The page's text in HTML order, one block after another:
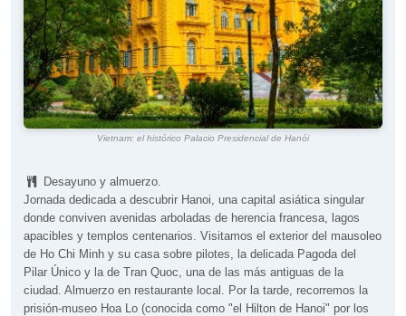
Vietnam: el histórico Palacio Presidencial de Hanói
Desayuno y almuerzo.
Jornada dedicada a descubrir Hanoi, una capital asiática singular
donde conviven avenidas arboladas de herencia francesa, lagos
apacibles y templos centenarios. Visitamos el exterior del mausoleo
de Ho Chi Minh y su casa sobre pilotes, la delicada Pagoda del
Pilar Único y la de Tran Quoc, una de las más antiguas de la
ciudad. Almuerzo en restaurante local. Por la tarde, recorremos la
prisión-museo Hoa Lo (conocida como "el Hilton de Hanoi" por los